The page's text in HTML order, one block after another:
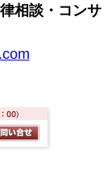
相談・コンサ